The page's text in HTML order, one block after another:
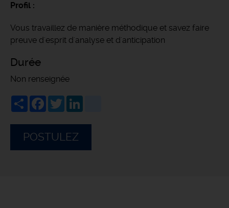
Profil :
Vous travaillez de manière méthodique et savez faire
preuve d'esprit d'analyse et d'anticipation
Durée
Non renseignée
ShareFacebook
Twitter
POSTULEZ